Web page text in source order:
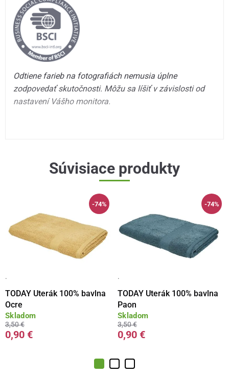
Odtiene farieb na fotografiách nemusia úplne
zodpovedať skutočnosti. Môžu sa líšiť v závislosti od
nastavení Vášho monitora.
Súvisiace produkty
-74%
·
TODAY Uterák 100% bavlna
Ocre
Skladom
3,50 €
0,90 €
-74%
·
TODAY Uterák 100% bavlna
Paon
Skladom
3,50 €
0,90 €